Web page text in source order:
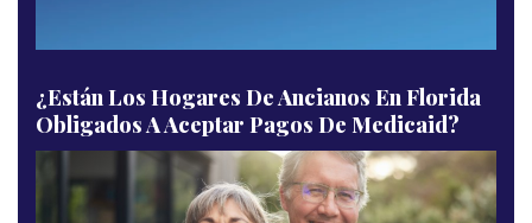
¿Están Los Hogares De Ancianos En Florida
Obligados A Aceptar Pagos De Medicaid?